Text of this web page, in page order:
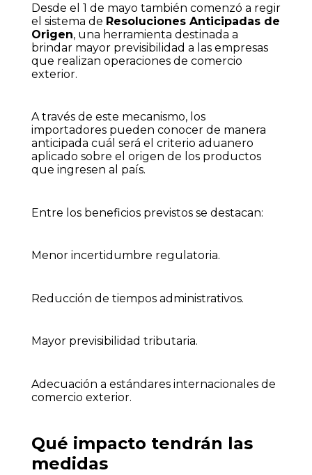
Desde el 1 de mayo también comenzó a regir
el sistema de Resoluciones Anticipadas de
Origen, una herramienta destinada a
brindar mayor previsibilidad a las empresas
que realizan operaciones de comercio
exterior.
A través de este mecanismo, los
importadores pueden conocer de manera
anticipada cuál será el criterio aduanero
aplicado sobre el origen de los productos
que ingresen al país.
Entre los beneficios previstos se destacan:
Menor incertidumbre regulatoria.
Reducción de tiempos administrativos.
Mayor previsibilidad tributaria.
Adecuación a estándares internacionales de
comercio exterior.
Qué impacto tendrán las
medidas